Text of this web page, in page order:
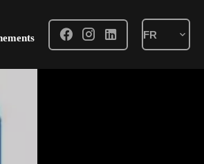
FR